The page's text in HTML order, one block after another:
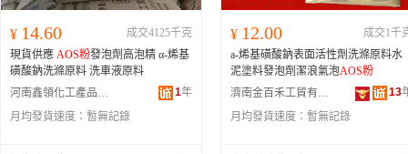
¥ 14.60
成交4125千克
現貨供應 AOS粉發泡劑高泡精 α-烯基
磺酸鈉洗滌原料 洗車液原料
河南鑫領化工產品有限公司
1年
月均發貨速度： 暫無記錄
¥ 12.00
成交1千
a-烯基磺酸鈉表面活性劑洗滌原料水
泥塗料發泡劑潔浪氣泡AOS粉
濟南金百禾工貿有限公司
13
月均發貨速度： 暫無記錄